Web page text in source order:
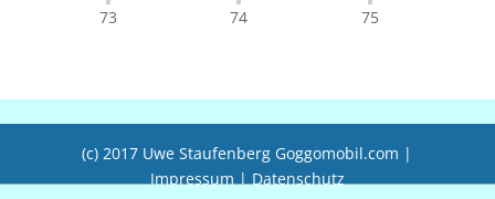
73 74 75
(c) 2017 Uwe Staufenberg Goggomobil.com |
Impressum|Datenschutz